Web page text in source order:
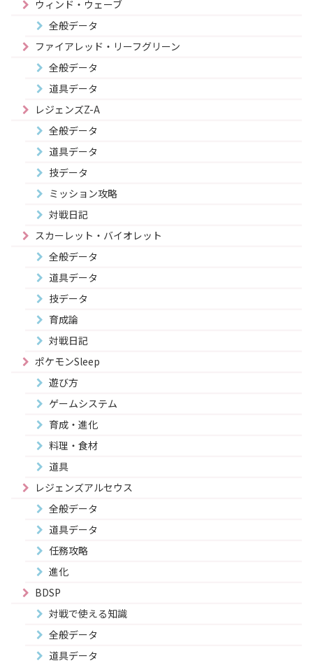
ウィンド・ウェーブ
全般データ
ファイアレッド・リーフグリーン
全般データ
道具データ
レジェンズZ-A
全般データ
道具データ
技データ
ミッション攻略
対戦日記
スカーレット・バイオレット
全般データ
道具データ
技データ
育成論
対戦日記
ポケモンSleep
遊び方
ゲームシステム
育成・進化
料理・食材
道具
レジェンズアルセウス
全般データ
道具データ
任務攻略
進化
BDSP
対戦で使える知識
全般データ
道具データ